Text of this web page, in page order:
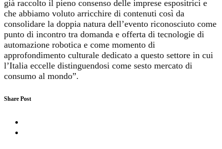
già raccolto il pieno consenso delle imprese espositrici e
che abbiamo voluto arricchire di contenuti così da
consolidare la doppia natura dell’evento riconosciuto come
punto di incontro tra domanda e offerta di tecnologie di
automazione robotica e come momento di
approfondimento culturale dedicato a questo settore in cui
l’Italia eccelle distinguendosi come sesto mercato di
consumo al mondo”.
Share Post